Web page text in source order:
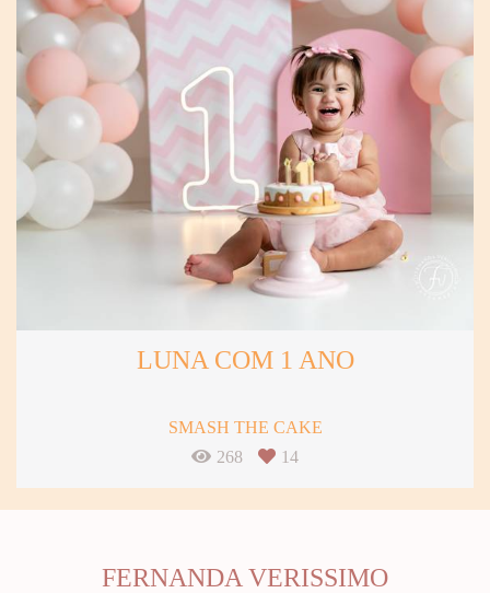
LUNA COM 1 ANO
SMASH THE CAKE
268
14
FERNANDA VERISSIMO